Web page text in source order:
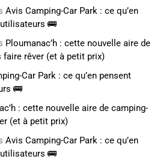
Avis Camping-Car Park : ce qu’en
🚌
Ploumanac’h : cette nouvelle aire de
faire rêver (et à petit prix)
Car Park : ce qu’en pensent
🚌
: cette nouvelle aire de camping-
(et à petit prix)
Avis Camping-Car Park : ce qu’en
🚌